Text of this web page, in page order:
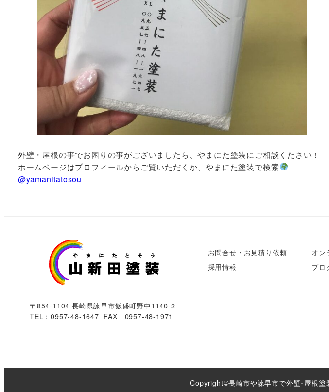
外壁・屋根の事でお困りの事がございましたら、やまにた塗装にご相談ください！
ホームページはプロフィールからご覧いただくか、やまにた塗装で検索
@yamanitatosou
〒854-1104 長崎県諫早市飯盛町野中1140-2
TEL：0957-48-1647 FAX：0957-48-1971
お問合せ・お見積り依頼 オン
採用情報
ブロ
Copyright©長崎市や諫早市で外壁･屋根塗